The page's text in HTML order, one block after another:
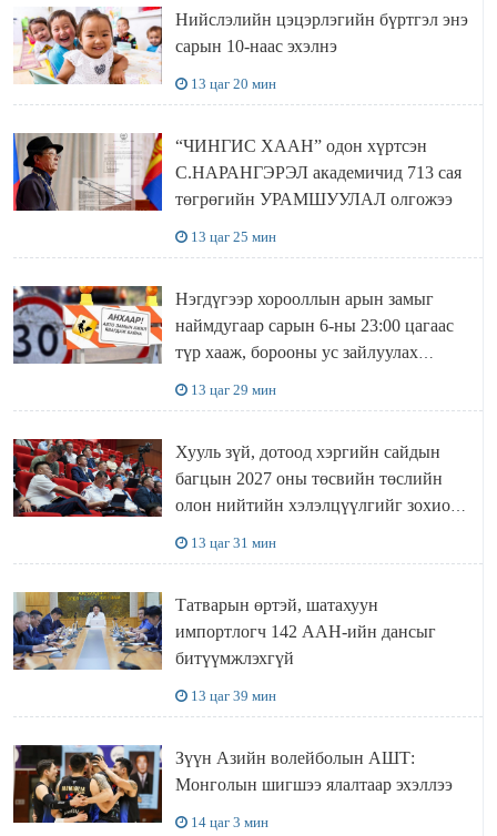
Нийслэлийн цэцэрлэгийн бүртгэл энэ
сарын 10-наас эхэлнэ
13 цаг 20 мин
“ЧИНГИС ХААН” одон хүртсэн
С.НАРАНГЭРЭЛ академичид 713 сая
төгрөгийн УРАМШУУЛАЛ олгожээ
13 цаг 25 мин
Нэгдүгээр хорооллын арын замыг
наймдугаар сарын 6-ны 23:00 цагаас
түр хааж, борооны ус зайлуулах
13 цаг 29 мин
Хууль зүй, дотоод хэргийн сайдын
багцын 2027 оны төсвийн төслийн
олон нийтийн хэлэлцүүлгийг зохион
13 цаг 31 мин
Татварын өртэй, шатахуун
импортлогч 142 ААН-ийн дансыг
битүүмжлэхгүй
13 цаг 39 мин
Зүүн Азийн волейболын АШТ:
Монголын шигшээ ялалтаар эхэллээ
14 цаг 3 мин